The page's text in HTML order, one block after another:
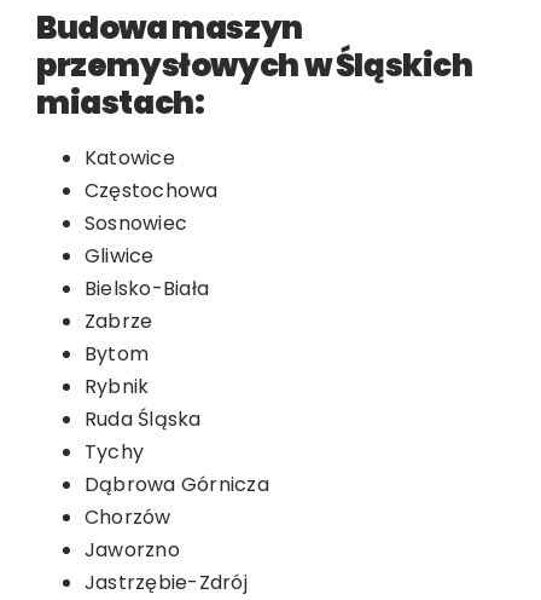
Budowa maszyn
przemysłowych w Śląskich
miastach:
Katowice
Częstochowa
Sosnowiec
Gliwice
Bielsko-Biała
Zabrze
Bytom
Rybnik
Ruda Śląska
Tychy
Dąbrowa Górnicza
Chorzów
Jaworzno
Jastrzębie-Zdrój